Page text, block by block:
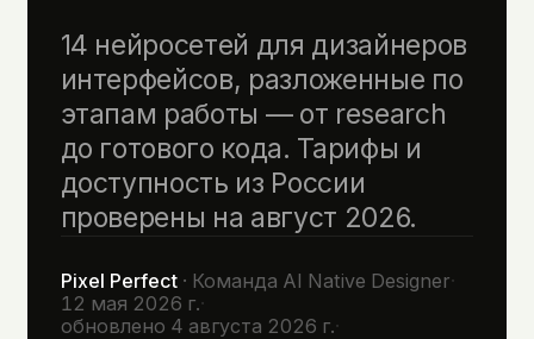
14 нейросетей для дизайнеров
интерфейсов, разложенные по
этапам работы — от research
до готового кода. Тарифы и
доступность из России
проверены на август 2026.
Pixel Perfect· Команда AI Native Designer·
12 мая 2026 г.·
обновлено 4 августа 2026 г.·